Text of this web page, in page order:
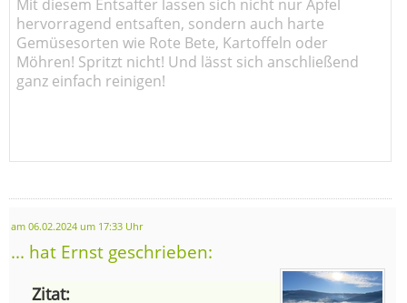
Mit diesem Entsafter lassen sich nicht nur Äpfel
hervorragend entsaften, sondern auch harte
Gemüsesorten wie Rote Bete, Kartoffeln oder
Möhren! Spritzt nicht! Und lässt sich anschließend
ganz einfach reinigen!
am 06.02.2024 um 17:33 Uhr
... hat Ernst geschrieben:
Zitat: